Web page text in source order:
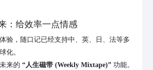
：给效率一点情感
验，随口记已经支持中、英、日、法等多
化。
来的“人生磁带 (Weekly Mixtape)” 功能。